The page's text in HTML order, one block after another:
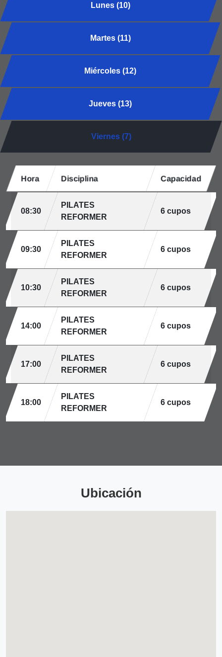
Lunes (10)
Martes (11)
Miércoles (12)
Jueves (13)
Viernes (7)
Hora Disciplina Capacidad
08:30
PILATES
REFORMER
6 cupos
09:30
PILATES
REFORMER
6 cupos
10:30
PILATES
REFORMER
6 cupos
14:00
PILATES
REFORMER
6 cupos
17:00
PILATES
REFORMER
6 cupos
18:00
PILATES
REFORMER
6 cupos
Ubicación